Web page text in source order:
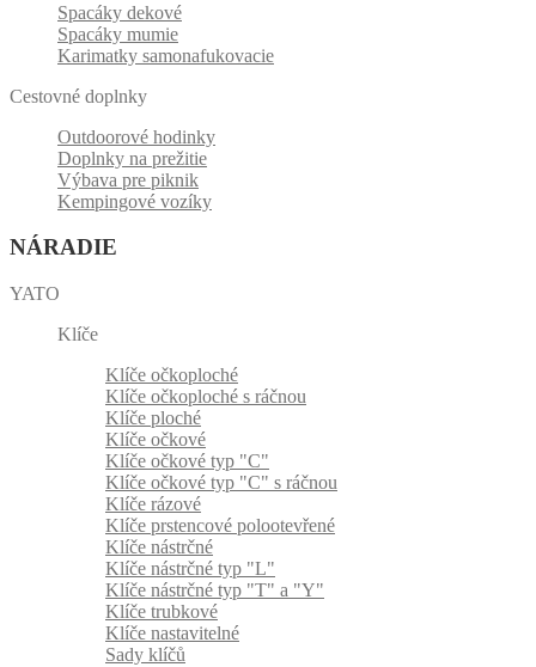
Spacáky dekové
Spacáky mumie
Karimatky samonafukovacie
Cestovné doplnky
Outdoorové hodinky
Doplnky na prežitie
Výbava pre piknik
Kempingové vozíky
NÁRADIE
YATO
Klíče
Klíče očkoploché
Klíče očkoploché s ráčnou
Klíče ploché
Klíče očkové
Klíče očkové typ "C"
Klíče očkové typ "C" s ráčnou
Klíče rázové
Klíče prstencové polootevřené
Klíče nástrčné
Klíče nástrčné typ "L"
Klíče nástrčné typ "T" a "Y"
Klíče trubkové
Klíče nastavitelné
Sady klíčů